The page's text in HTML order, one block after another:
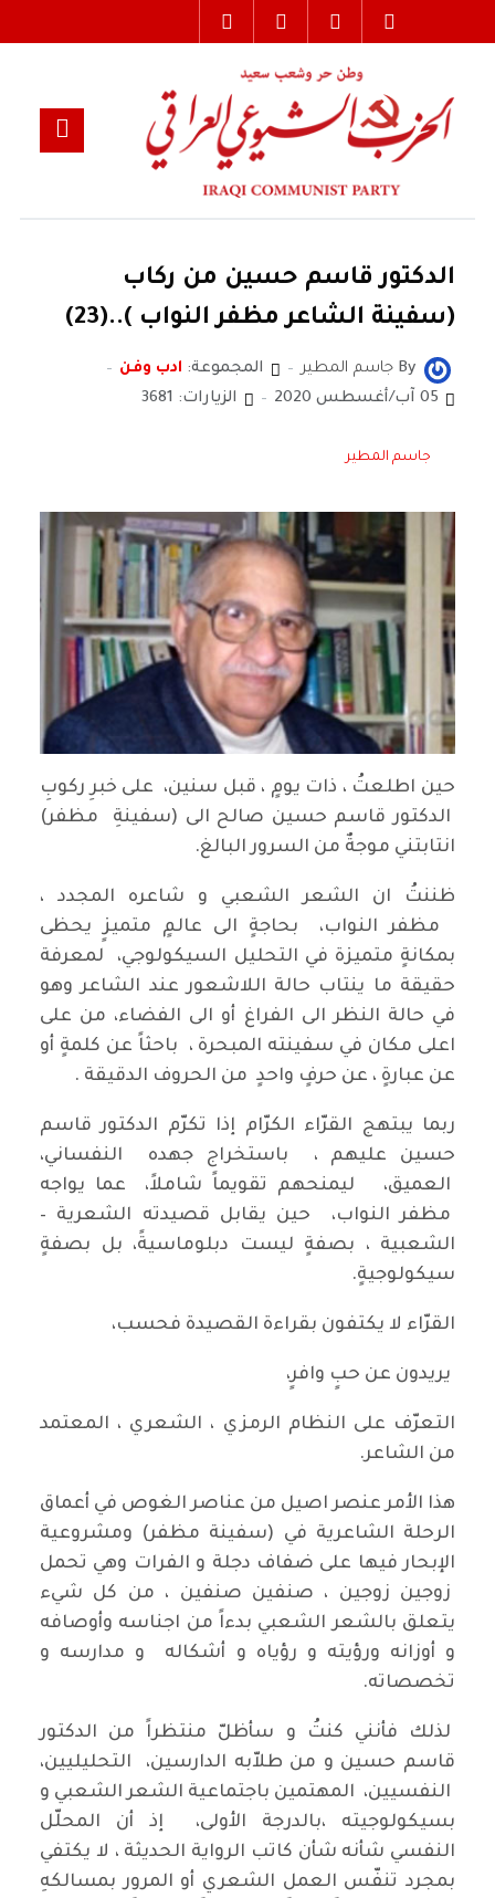
الدكتور قاسم حسين من ركاب
(سفينة الشاعر مظفر النواب )..(23)
By جاسم المطير المجموعة: ادب وفن
05 آب/أغسطس 2020
الزيارات: 3681
جاسم المطير
حين اطلعتُ ، ذات يومٍ ، قبل سنين، على خبرِ ركوبِ
الدكتور قاسم حسين صالح الى (سفينةِ مظفر)
انتابتني موجةٌ من السرور البالغ.
ظننتُ ان الشعر الشعبي و شاعره المجدد ،
مظفر النواب، بحاجةٍ الى عالمٍ متميزٍ يحظى
بمكانةٍ متميزة في التحليل السيكولوجي، لمعرفة
حقيقة ما ينتاب حالة اللاشعور عند الشاعر وهو
في حالة النظر الى الفراغ أو الى الفضاء، من على
اعلى مكان في سفينته المبحرة ، باحثاً عن كلمةٍ أو
عن عبارةٍ ، عن حرفٍ واحدٍ من الحروف الدقيقة .
ربما يبتهج القرّاء الكرّام إذا تكرّم الدكتور قاسم
حسين عليهم ، باستخراج جهده النفساني،
العميق، ليمنحهم تقويماً شاملاً، عما يواجه
مظفر النواب، حين يقابل قصيدته الشعرية –
الشعبية ، بصفةٍ ليست دبلوماسيةً، بل بصفةٍ
سيكولوجيةٍ.
القرّاء لا يكتفون بقراءة القصيدة فحسب،
يريدون عن حبٍ وافرٍ،
التعرّف على النظام الرمزي ، الشعري ، المعتمد
من الشاعر.
هذا الأمر عنصر اصيل من عناصر الغوص في أعماق
الرحلة الشاعرية في (سفينة مظفر) ومشروعية
الإبحار فيها على ضفاف دجلة و الفرات وهي تحمل
زوجين زوجين ، صنفين صنفين ، من كل شيء
يتعلق بالشعر الشعبي بدءاً من اجناسه وأوصافه
و أوزانه ورؤيته و رؤياه و أشكاله و مدارسه و
تخصصاته.
لذلك فأنني كنتُ و سأظلّ منتظراً من الدكتور
قاسم حسين و من طلاّبه الدارسين، التحليليين،
النفسيين، المهتمين باجتماعية الشعر الشعبي و
بسيكولوجيته ،بالدرجة الأولى، إذ أن المحلّل
النفسي شأنه شأن كاتب الرواية الحديثة ، لا يكتفي
بمجرد تنفّس العمل الشعري أو المرور بمسالكهِ